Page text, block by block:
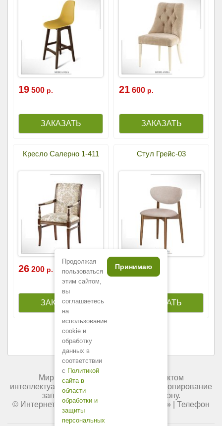
19 500 р. 21 600 р.
Кресло Салерно 1-411
26 200 р.
Стул Грейс-03
25 800р.
Мир мебели России является объектом
интеллектуальной собственности. Любое копирование
запрещено и преследуется по закону.
© Интернет-магазин « Мир мебели России
» | Телефон
+7 (495) 227-84-45.
Продолжая
пользоваться
этим сайтом,
вы
соглашаетесь
на
использование
cookie и
обработку
данных в
соответствии
с Политикой
сайта в
области
обработки и
защиты
персональных
Принимаю